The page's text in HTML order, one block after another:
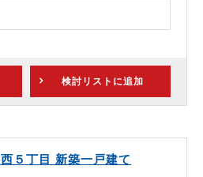
検討リスト に追加
５丁目 新築一戸建て